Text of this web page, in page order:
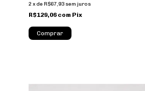
2 x de R$67,93 sem juros
R$129,06 com Pix
Comprar